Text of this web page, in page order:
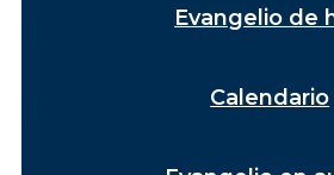
Evangelio de
Calendario